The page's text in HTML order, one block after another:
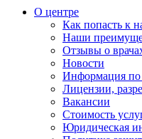
О центре
Как попасть к
Наши
Отзывы о
Новости
Информация
Лицензии,
Вакансии
Стоимость
Юридическая